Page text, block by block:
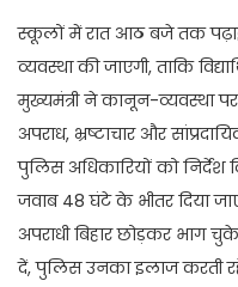
स्कूलों में रात आठ बजे तक पढ़ाई
व्यवस्था की जाएगी, ताकि
मुख्यमंत्री ने कानून-व्यवस्था
अपराध, भ्रष्टाचार और
पुलिस अधिकारियों को निर्देश
जवाब 48 घंटे के भीतर दिया
अपराधी बिहार छोड़कर भाग
दें, पुलिस उनका इलाज करती